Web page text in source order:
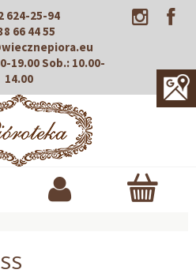
624-25-94
66 44 55
19.00Sob.: 10.00-
14.00